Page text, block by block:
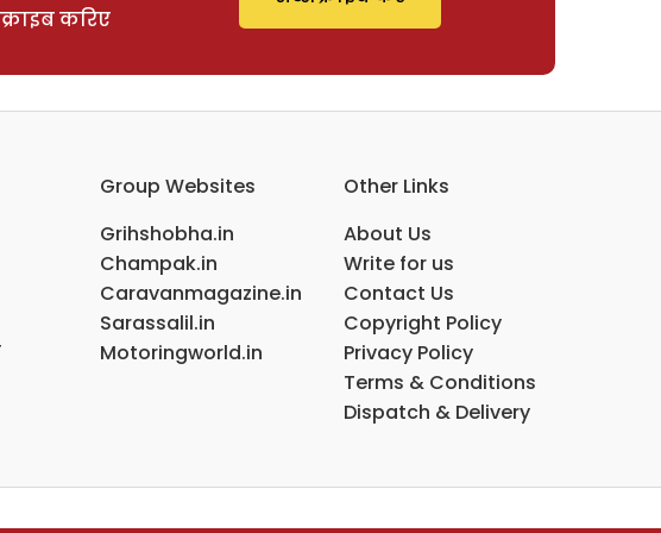
करिए
Group Websites
Grihshobha.in
Champak.in
Caravanmagazine.in
Sarassalil.in
Motoringworld.in
Other Links
About Us
Write for us
Contact Us
Copyright Policy
Privacy Policy
Terms & Conditions
Dispatch & Delivery